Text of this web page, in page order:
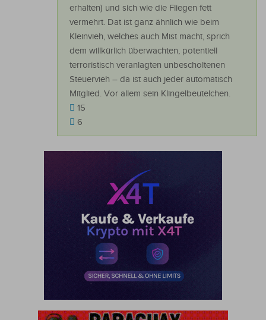
erhalten) und sich wie die Fliegen fett
vermehrt. Dat ist ganz ähnlich wie beim
Kleinvieh, welches auch Mist macht, sprich
dem willkürlich überwachten, potentiell
terroristisch veranlagten unbescholtenen
Steuervieh – da ist auch jeder automatisch
Mitglied. Vor allem sein Klingelbeutelchen.
15
6